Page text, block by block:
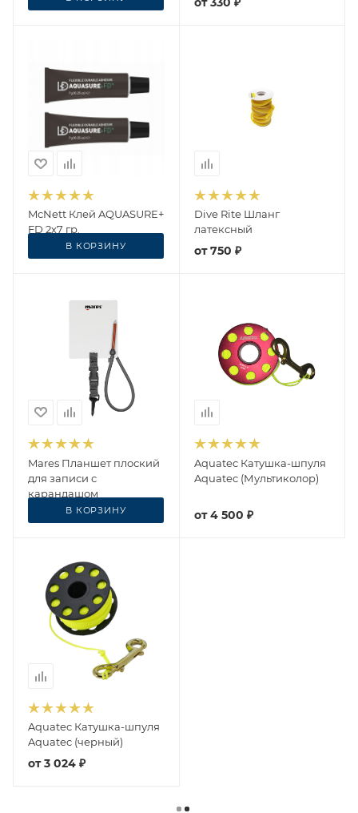
McNett Клей AQUASURE+
FD 2х7 гр.
В КОРЗИНУ
Dive Rite Шланг
латексный
от750 ₽
Mares Планшет плоский
для записи с
карандашом
₽В КОРЗИНУ
Aquatec Катушка-шпуля
Aquatec (Мультиколор)
от4 500 ₽
Aquatec Катушка-шпуля
Aquatec (черный)
от3 024 ₽